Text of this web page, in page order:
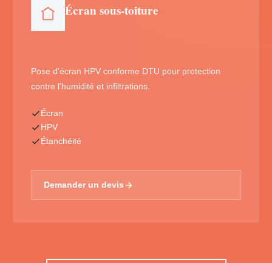
Écran sous-toiture
Pose d'écran HPV conforme DTU pour protection
contre l'humidité et infiltrations.
Écran
HPV
Étanchéité
Demander un devis